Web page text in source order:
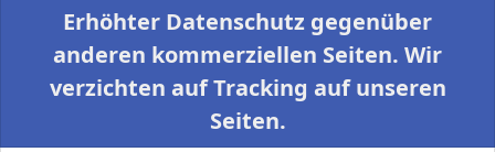
Erhöhter Datenschutz gegenüber
anderen kommerziellen Seiten. Wir
verzichten auf Tracking auf unseren
Seiten.